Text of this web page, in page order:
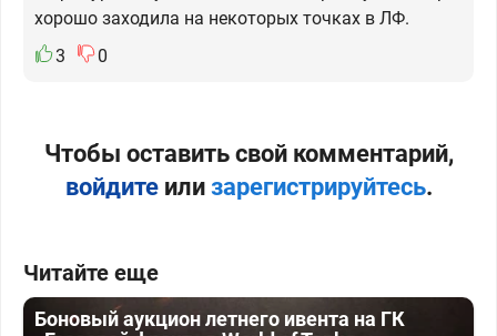
хорошо заходила на некоторых точках в ЛФ.
3
0
Чтобы оставить свой комментарий,
войдитеили зарегистрируйтесь.
Читайте еще
Боновый аукцион летнего ивента на ГК